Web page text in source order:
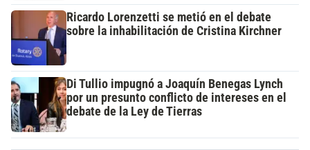
Ricardo Lorenzetti se metió en el debate
sobre la inhabilitación de Cristina Kirchner
Di Tullio impugnó a Joaquín Benegas Lynch
por un presunto conflicto de intereses en el
debate de la Ley de Tierras